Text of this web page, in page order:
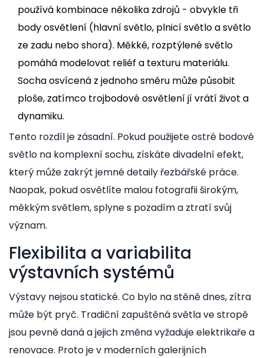
používá kombinace několika zdrojů - obvykle tři
body osvětlení (hlavní světlo, plnicí světlo a světlo
ze zadu nebo shora). Měkké, rozptýlené světlo
pomáhá modelovat reliéf a texturu materiálu.
Socha osvícená z jednoho směru může působit
ploše, zatímco trojbodové osvětlení jí vrátí život a
dynamiku.
Tento rozdíl je zásadní. Pokud použijete ostré bodové
světlo na komplexní sochu, získáte divadelní efekt,
který může zakrýt jemné detaily řezbářské práce.
Naopak, pokud osvětlíte malou fotografii širokým,
měkkým světlem, splyne s pozadím a ztratí svůj
význam.
Flexibilita a variabilita
výstavních systémů
Výstavy nejsou statické. Co bylo na stěně dnes, zítra
může být pryč. Tradiční zapuštěná světla ve stropě
jsou pevně daná a jejich změna vyžaduje elektrikaře a
renovace. Proto je v moderníchgalerijních